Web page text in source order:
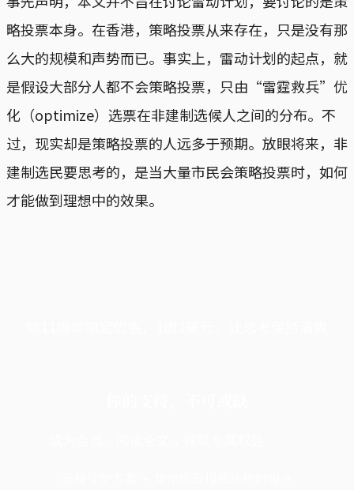
略投票本身。在香港，策略投票从来存在，只是没有那
么大的规模和声势而已。事实上，雷动计划的起点，就
是假设大部分人都不会策略投票，只由“雷霆救兵”优
化（optimize）选票在非建制选候人之间的分布。不
过，现实却是策略投票的人远多于预期。放眼将来，非
建制选民要思考的，是当大量市民会策略投票时，如何
才能做到理想中的效果。